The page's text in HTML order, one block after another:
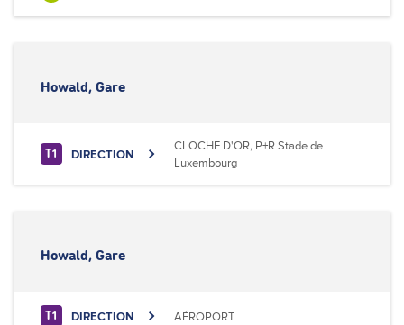
Howald, Gare
T1 DIRECTION
CLOCHE D'OR, P+R Stade de
Luxembourg
Howald, Gare
T1 DIRECTION AÉROPORT